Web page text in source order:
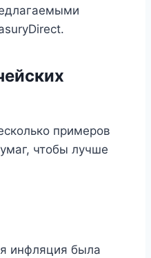
примеров
чтобы лучше
инфляция была